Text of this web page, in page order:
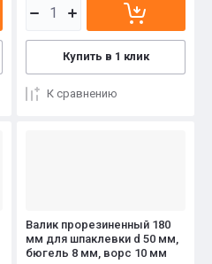
Купить в 1 клик
К сравнению
Валик прорезиненный 180
мм для шпаклевки d 50 мм,
бюгель 8 мм, ворс 10 мм